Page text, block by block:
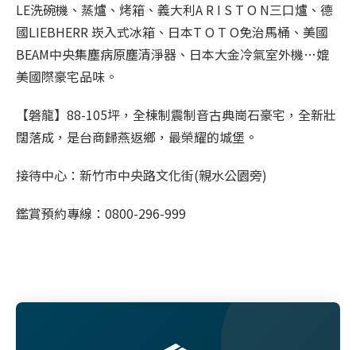
LE洗碗機、蒸爐、烤箱、義大利A R I S T O N三口爐、德
國LIEBHERR 崁入式冰箱、日本T O T O免治馬桶、美國
BEAM中央集塵病原塵清淨器、日本大金冷氣室外機…媲
美國際豪宅品味。
【磐龍】88-105坪，全棟制震制音古典崗石豪宅，全新壯
闊落成，是台商歸燕返鄉，最榮耀的城堡。
接待中心：新竹市中央路文化街(親水公園旁)
鑑賞預約專線：0800-296-999